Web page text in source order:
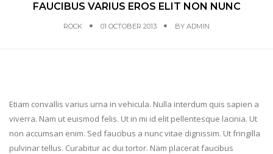
FAUCIBUS VARIUS EROS ELIT NON NUNC
ROCK 01 OCTOBER 2013 BY ADMIN
Etiam convallis varius urna in vehicula. Nulla interdum quis sapien a
viverra. Nam ut euismod felis. Ut in mi id elit pellentesque lacinia. Ut
non accumsan enim. Sed faucibus a nunc vitae dignissim. Ut fringilla
pulvinar tellus. Curabitur ac dui tortor. Nam placerat faucibus